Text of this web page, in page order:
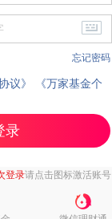
忘记密码
议》
《万家基金个
录
登录请点击图标激活账号